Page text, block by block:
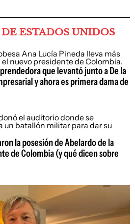
ESTADOS UNIDOS
que levantó junto a De la
y ahora es primera dama de
la posesión de Abelardo de la
de Colombia (y qué dicen sobre